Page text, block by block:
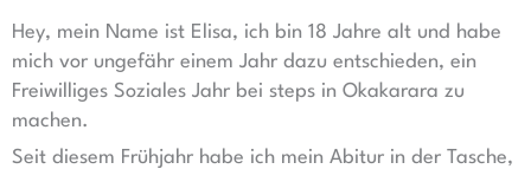
Hey, mein Name ist Elisa, ich bin 18 Jahre alt und habe
mich vor ungefähr einem Jahr dazu entschieden, ein
Freiwilliges Soziales Jahr bei steps in Okakarara zu
machen.
Seit diesem Frühjahr habe ich mein Abitur in der Tasche,